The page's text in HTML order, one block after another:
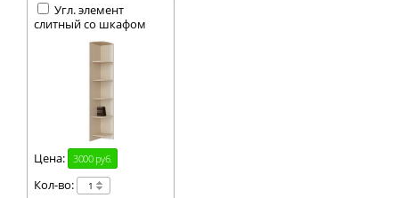
Угл. элемент
слитный со шкафом
Цена: 3000 руб.
Кол-во: